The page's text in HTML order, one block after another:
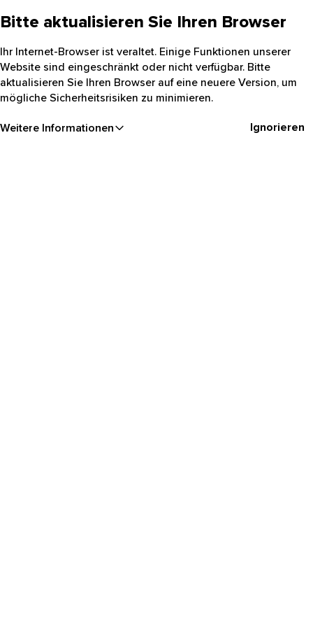
Bitte aktualisieren Sie Ihren Browser
Ihr Internet-Browser ist veraltet. Einige Funktionen unserer
Website sind eingeschränkt oder nicht verfügbar. Bitte
aktualisieren Sie Ihren Browser auf eine neuere Version, um
mögliche Sicherheitsrisiken zu minimieren.
Weitere Informationen Ignorieren